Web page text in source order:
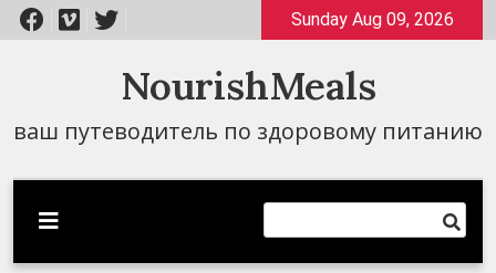
Перейти
к
Sunday Aug 09, 2026
NourishMeals
ваш путеводитель по здоровому питанию